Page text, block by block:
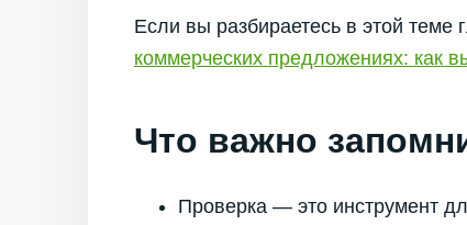
Если вы разбираетесь в этой теме
коммерческих предложениях: как
Что важно
Проверка — это инструмент